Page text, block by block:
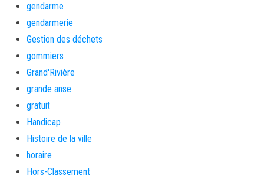
gendarme
gendarmerie
Gestion des déchets
gommiers
Grand'Rivière
grande anse
gratuit
Handicap
Histoire de la ville
horaire
Hors-Classement